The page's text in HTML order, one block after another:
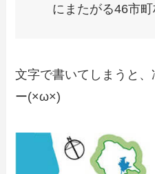
にまたがる46市町
文字で書いてしまうと
ー(×ω×)